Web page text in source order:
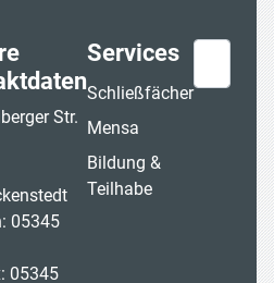
Str.
05345
05345
Services
Schließfächer
Mensa
Bildung &
Teilhabe